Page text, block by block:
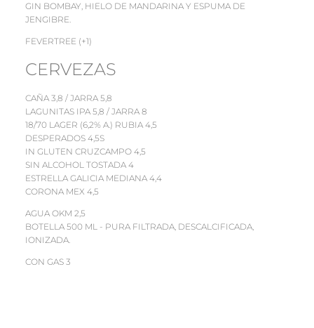
GIN BOMBAY, HIELO DE MANDARINA Y ESPUMA DE
JENGIBRE.
FEVERTREE (+1)
CERVEZAS
CAÑA 3,8 / JARRA 5,8
LAGUNITAS IPA 5,8 / JARRA 8
18/70 LAGER (6,2% A.) RUBIA 4,5
DESPERADOS 4,5S
IN GLUTEN CRUZCAMPO 4,5
SIN ALCOHOL TOSTADA 4
ESTRELLA GALICIA MEDIANA 4,4
CORONA MEX 4,5
AGUA OKM 2,5
BOTELLA 500 ML - PURA FILTRADA, DESCALCIFICADA,
IONIZADA.
CON GAS 3